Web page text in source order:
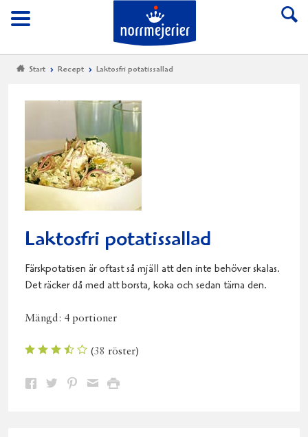
Meny
Till Norrmejerier
Start Recept Laktosfri potatissallad
Laktosfri potatissallad
Färskpotatisen är oftast så mjäll att den inte behöver skalas.
Det räcker då med att borsta, koka och sedan tärna den.
Mängd: 4 portioner
(38 röster)
Dela Dela Dela DelaSkriv